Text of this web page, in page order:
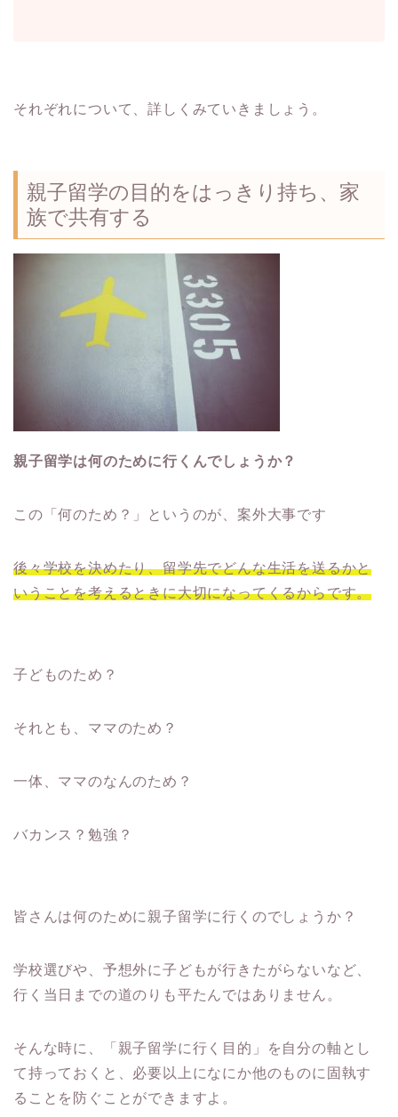
それぞれについて、詳しくみていきましょう。
親子留学の目的をはっきり持ち、家
族で共有する
親子留学は何のために行くんでしょうか？
この「何のため？」というのが、案外大事です
後々学校を決めたり、留学先でどんな生活を送るかと
いうことを考えるときに大切になってくるからです。
子どものため？
それとも、ママのため？
一体、ママのなんのため？
バカンス？勉強？
皆さんは何のために親子留学に行くのでしょうか？
学校選びや、予想外に子どもが行きたがらないなど、
行く当日までの道のりも平たんではありません。
そんな時に、「親子留学に行く目的」を自分の軸とし
て持っておくと、必要以上になにか他のものに固執す
ることを防ぐことができますよ。